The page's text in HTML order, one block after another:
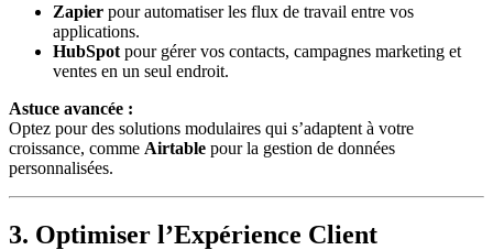
Zapier pour automatiser les flux de travail entre vos
applications.
HubSpot pour gérer vos contacts, campagnes marketing et
ventes en un seul endroit.
Astuce avancée :
Optez pour des solutions modulaires qui s’adaptent à votre
croissance, comme Airtable pour la gestion de données
personnalisées.
3. Optimiser l’Expérience Client